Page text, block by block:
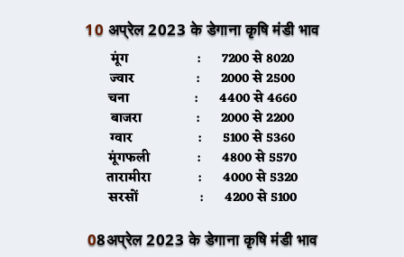
10 अप्रेल 2023 के डेगाना कृषि मंडी भाव
मूंग :
7200 से 8020
ज्वार :
2000 से 2500
चना :
4400 से 4660
बाजरा :
2000 से 2200
ग्वार :
5100 से 5360
मूंगफली :
4800 से 5570
तारामीरा :
4000 से 5320
सरसों :
4200 से 5100
08अप्रेल 2023 के डेगाना कृषि मंडी भाव